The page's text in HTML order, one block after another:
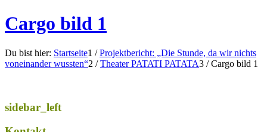
Cargo bild 1
Du bist hier: Startseite1 / Projektbericht: „Die Stunde, da wir nichts
voneinander wussten“2 / Theater PATATI PATATA3 / Cargo bild 1
sidebar_left